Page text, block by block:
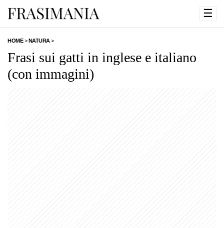
☰
HOME>NATURA>
Frasi sui gatti in inglese e italiano
(con immagini)